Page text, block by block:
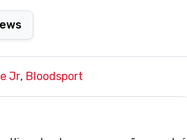
Jr, Bloodsport